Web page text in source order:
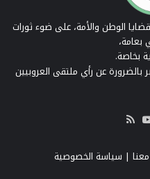
الوطن والأمة، على ضوء ثورات
بعامة،
بخاصة.
بالضرورة عن رأي ملتقى العروبيين
‫X
‫YouTube
RSS
| سياسة الخصوصية